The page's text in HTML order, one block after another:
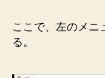
ここで、左のメニ
る。